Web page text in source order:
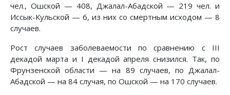
чел., Ошской — 408, Джалал-Абадской — 219 чел. и
Иссык-Кульской — 6, из них со смертным исходом — 8
случаев.
Рост случаев заболеваемости по сравнению с III
декадой марта и I декадой апреля снизился. Так, по
Фрунзенской области — на 89 случаев, по Джалал-
Абадской — на 84 случая, по Ошской — на 170 случаев.